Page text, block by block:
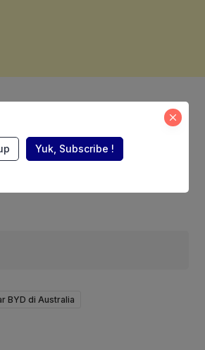
Keselamatan untuk
di GIIAS 2026
BYD di Australia
Yuk, Subscribe !